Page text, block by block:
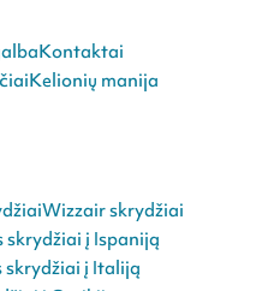
Kontaktai
Kelionių manija
Wizzair skrydžiai
skrydžiai į Ispaniją
skrydžiai į Italiją